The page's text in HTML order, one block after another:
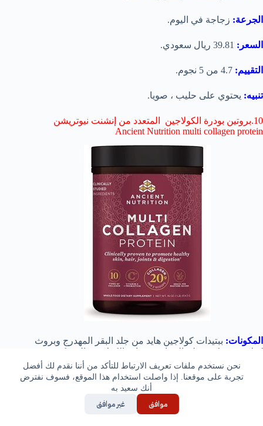
نحن نستخدم ملفات تعريف الارتباط للتأكد من أننا نقدم لك أفضل
تجربة على موقعنا. إذا واصلت استخدام هذا الموقع، فسوف نفترض
أنك سعيد به
موافق غير موافق
الجرعة: زجاجة في اليوم.
السعر: 39.81 ريال سعودي.
التقييم: 4.7 من 5 نجوم.
تنبيه: يحتوي على حليب ، صويا.
10.بروتين بودرة الكولاجين المتعدد من إنشنت نيوتريشن
Ancient Nutrition multi collagen protein
المكونات: ببتيدات كولاجين هايد من جلد البقر المهدرج وبروث
كولاجين مركز بعظم الدجاج، ببتيدات الكولاجين السمكة
المهدئة، كولاجين غشاء البيض.